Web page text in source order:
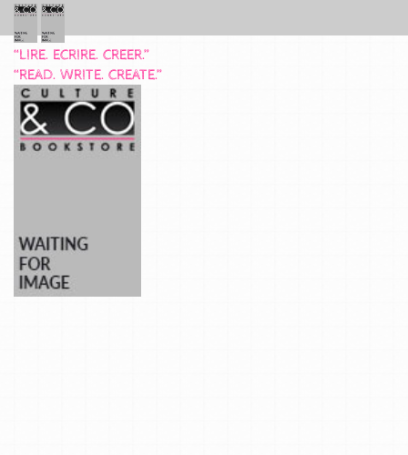
“LIRE. ECRIRE. CREER.”
“READ. WRITE. CREATE.”